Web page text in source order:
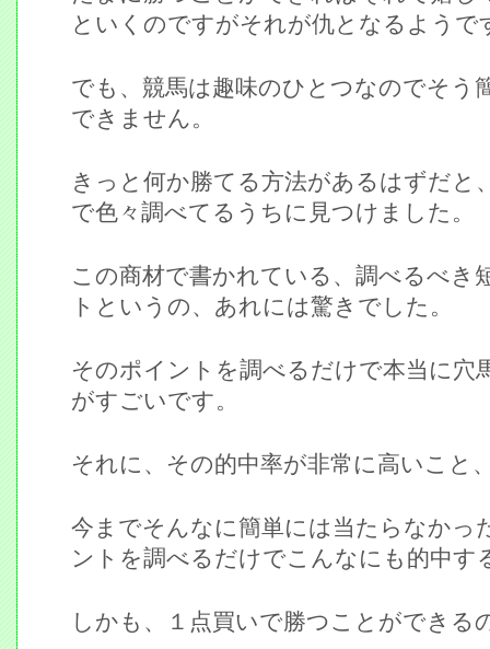
といくのですがそれが仇となるようで
でも、競馬は趣味のひとつなのでそう
できません。
きっと何か勝てる方法があるはずだと
で色々調べてるうちに見つけました。
この商材で書かれている、調べるべき
トというの、あれには驚きでした。
そのポイントを調べるだけで本当に穴
がすごいです。
それに、その的中率が非常に高いこと
今までそんなに簡単には当たらなかっ
ントを調べるだけでこんなにも的中す
しかも、１点買いで勝つことができる